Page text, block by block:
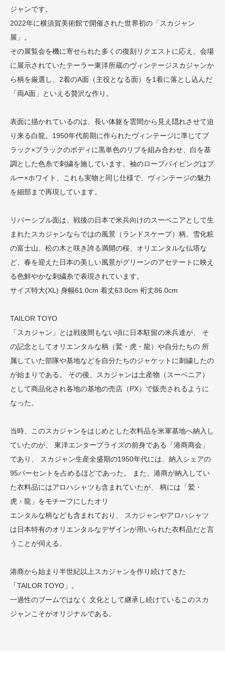
ジャンです。
2022年に横須賀美術館で開催された世界初の「スカジャン
展」。
その展覧会を機に寄せられた多くの復刻リクエストに応え、会場
に展示されていたテーラー東洋所蔵のヴィンテージスカジャンか
ら柄を厳選し、2着のA面（主役となる面）を1着に落とし込んだ
「両A面」といえる贅沢な作り。
表面に描かれているのは、長い体躯を雲間から見え隠れさせて迫
り来る白龍。1950年代前期に作られたヴィンテージに準じてブ
ラック×ブラックのボディに黒単色のリブを組み合わせ、白を基
調とした色糸で刺繍を施しています。袖のロープパイピングはブ
ルー×ホワイト、これも実物と同じ仕様で、ヴィンテージの魅力
を細部まで再現しています。
リバーシブル面は、戦後の日本で米兵向けのスーベニアとして生
まれたスカジャンならではの風景（ランドスケープ）柄。雪化粧
の富士山、松の木と咲き誇る満開の桜、オリエンタルな仏塔な
ど、春を迎えた日本の美しい風景がグリーンのアセテートに映え
る色鮮やかな刺繍糸で表現されています。
サイズ特大(XL) 身幅61.0cm 着丈63.0cm 裄丈86.0cm
TAILOR TOYO
「スカジャン」とは戦後間もない頃に日本駐留の米兵達が、 そ
の記念としてオリエンタルな柄（鷲・虎・龍）や自分たちの 所
属していた部隊や基地などを自分たちのジャケットに刺繍したの
が始まりである。 その後、スカジャンは土産物（スーベニア）
として商品化され各地の基地の売店（PX）で販売されるように
なった。
当時、このスカジャンをはじめとした衣料品を米軍基地へ納入し
ていたのが、 東洋エンタープライズの前身である「港商商会」
であり、 スカジャン生産全盛期の1950年代には、納入シェアの
95パーセントを占めるほどであった。 また、港商が納入してい
た衣料品にはアロハシャツも含まれていたが、 柄には「鷲・
虎・龍」をモチーフにしたオリ
エンタルな柄なども含まれており、 スカジャンやアロハシャツ
は日本特有のオリエンタルなデザインが用いられた衣料品だと言
うことが伺える。
港商から始まり半世紀以上スカジャンを作り続けてきた
「TAILOR TOYO」。
一過性のブームではなく 文化として継承し続けているこのスカ
ジャンこそがオリジナルである。